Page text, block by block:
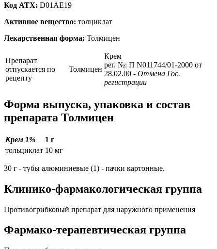
Код ATX: D01AE19
Активное вещество: толциклат
Лекарственная форма: Толмицен
Препарат
отпускается по
рецепту
Толмицен
Крем
рег. №: П N011744/01-2000 от
28.02.00 - Отмена Гос.
регистрации
Форма выпуска, упаковка и состав
препарата Толмицен
Крем 1%
1 г
тольциклат 10 мг
30 г - тубы алюминиевые (1) - пачки картонные.
Клинико-фармакологическая группа
Противогрибковый препарат для наружного применения
Фармако-терапевтическая группа